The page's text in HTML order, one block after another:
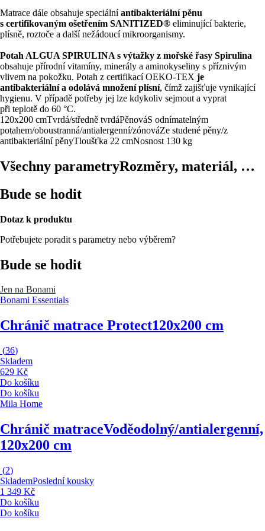
Matrace dále obsahuje speciálníantibakteriální pěnu
s certifikovaným ošetřením SANITIZED® eliminující bakterie,
plísně, roztoče a další nežádoucí mikroorganismy.
Potah ALGUA SPIRULINA s výtažky z mořské řasy Spirulina
obsahuje přírodní vitamíny, minerály a aminokyseliny s příznivým
vlivem na pokožku. Potah z certifikací OEKO-TEX je
antibakteriální a odolává množení plísní, čímž zajišťuje vynikající
hygienu. V případě potřeby jej lze kdykoliv sejmout a vyprat
při teplotě do 60 °C.
120x200 cmTvrdá/středně tvrdáPěnováS odnímatelným
potahem/oboustranná/antialergenní/zónováZe studené pěny/z
antibakteriální pěnyTloušťka 22 cmNosnost 130 kg
Všechny parametryRozměry, materiál, …
Bude se hodit
Dotaz k produktu
Potřebujete poradit s parametry nebo výběrem?
Bude se hodit
Jen na Bonami
Bonami Essentials
Chránič matrace Protect120x200 cm
(36)
Skladem
629 Kč
Do košíku
Do košíku
Mila Home
Chránič matraceVoděodolný/antialergenní,
120x200 cm
(2)
SklademPoslední kousky
1 349 Kč
Do košíku
Do košíku